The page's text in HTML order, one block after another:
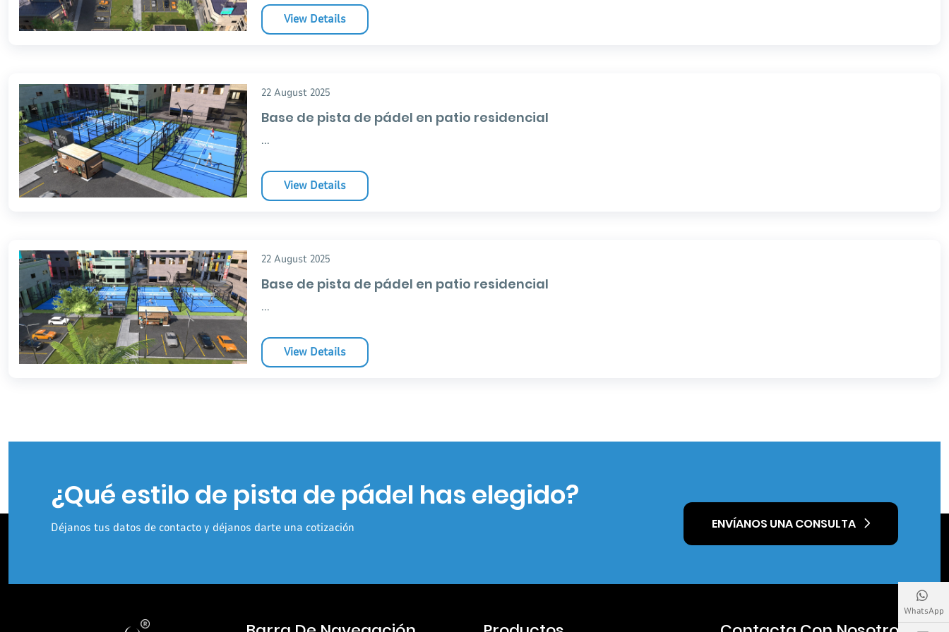
View Details
22 August 2025
Base de pista de pádel en patio residencial
...
View Details
22 August 2025
Base de pista de pádel en patio residencial
...
View Details
¿Qué estilo de pista de pádel has elegido?
Déjanos tus datos de contacto y déjanos darte una cotización ENVÍANOS UNA CONSULTA
WhatsApp